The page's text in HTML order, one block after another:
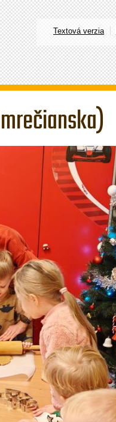
Textová verzia